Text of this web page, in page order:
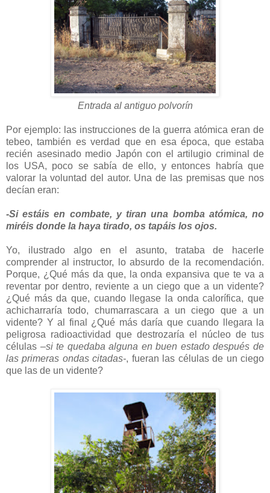
Entrada al antiguo polvorín
Por ejemplo: las instrucciones de la guerra atómica eran de
tebeo, también es verdad que en esa época, que estaba
recién asesinado medio Japón con el artilugio criminal de
los USA, poco se sabía de ello, y entonces habría que
valorar la voluntad del autor. Una de las premisas que nos
decían eran:
-Si estáis en combate, y tiran una bomba atómica, no
miréis donde la haya tirado, os tapáis los ojos.
Yo, ilustrado algo en el asunto, trataba de hacerle
comprender al instructor, lo absurdo de la recomendación.
Porque, ¿Qué más da que, la onda expansiva que te va a
reventar por dentro, reviente a un ciego que a un vidente?
¿Qué más da que, cuando llegase la onda calorífica, que
achicharraría todo, chumarrascara a un ciego que a un
vidente? Y al final ¿Qué más daría que cuando llegara la
peligrosa radioactividad que destrozaría el núcleo de tus
células –si te quedaba alguna en buen estado después de
las primeras ondas citadas-, fueran las células de un ciego
que las de un vidente?